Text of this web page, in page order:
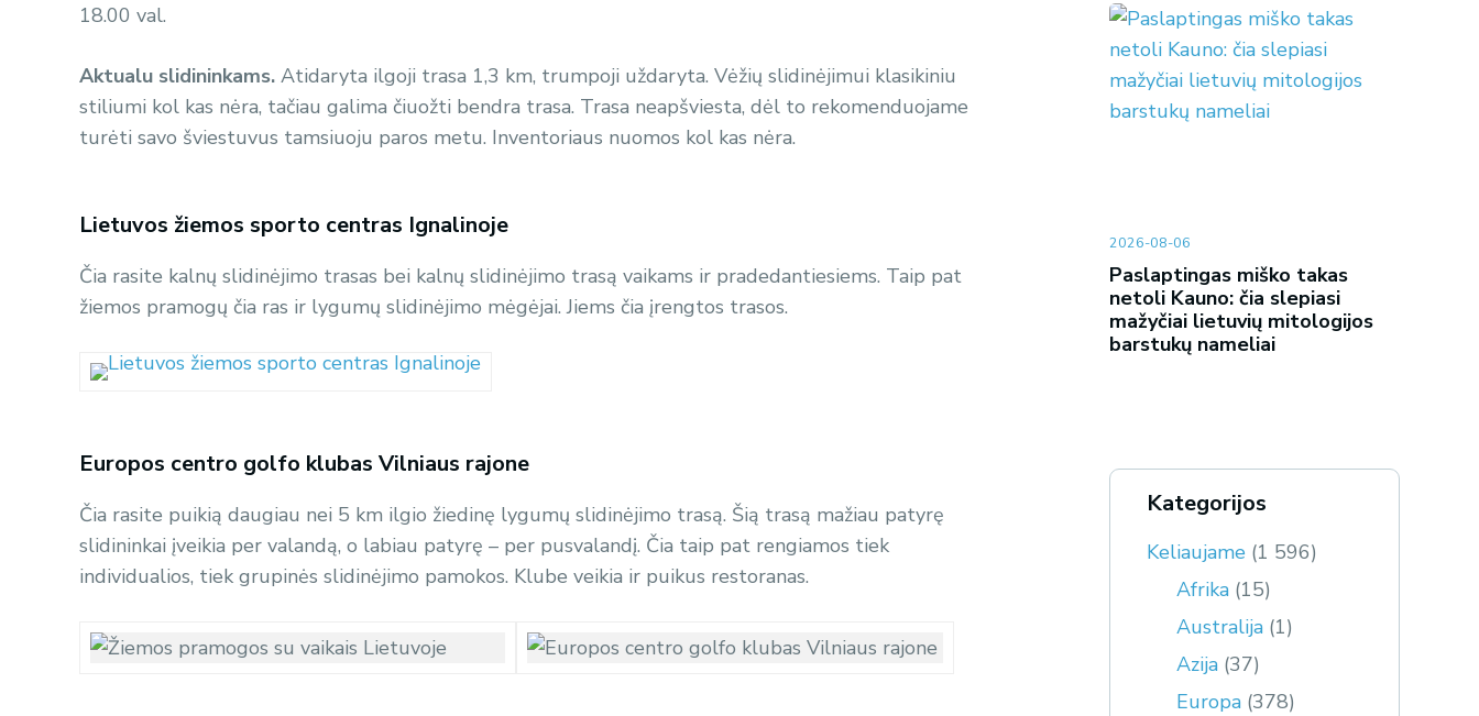
18.00 val.
Aktualu slidininkams. ️ Atidaryta ilgoji trasa 1,3 km, trumpoji uždaryta. Vėžių slidinėjimui klasikiniu
stiliumi kol kas nėra, tačiau galima čiuožti bendra trasa. Trasa neapšviesta, dėl to rekomenduojame
turėti savo šviestuvus tamsiuoju paros metu. ️Inventoriaus nuomos kol kas nėra.
Lietuvos žiemos sporto centras Ignalinoje
Čia rasite kalnų slidinėjimo trasas bei kalnų slidinėjimo trasą vaikams ir pradedantiesiems. Taip pat
žiemos pramogų čia ras ir lygumų slidinėjimo mėgėjai. Jiems čia įrengtos trasos.
Europos centro golfo klubas Vilniaus rajone
Čia rasite puikią daugiau nei 5 km ilgio žiedinę lygumų slidinėjimo trasą. Šią trasą mažiau patyrę
slidininkai įveikia per valandą, o labiau patyrę – per pusvalandį. Čia taip pat rengiamos tiek
individualios, tiek grupinės slidinėjimo pamokos. Klube veikia ir puikus restoranas.
2026-08-06
Paslaptingas miško takas
netoli Kauno: čia slepiasi
mažyčiai lietuvių mitologijos
barstukų nameliai
Kategorijos
Keliaujame (1 596)
Afrika (15)
Australija (1)
Azija (37)
Europa (378)